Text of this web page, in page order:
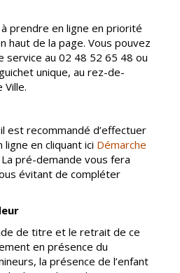
information
jeunesse
Restauration
Culture et
Sport
Maurice
Rollinat
prendre en ligne en priorité
haut de la page. Vous pouvez
service au 02 48 52 65 48 ou
unique, au rez-de-
Ville.
est recommandé d’effectuer
en cliquant ici Démarche
La pré-demande vous fera
évitant de compléter
de titre et le retrait de ce
en présence du
la présence de l’enfant